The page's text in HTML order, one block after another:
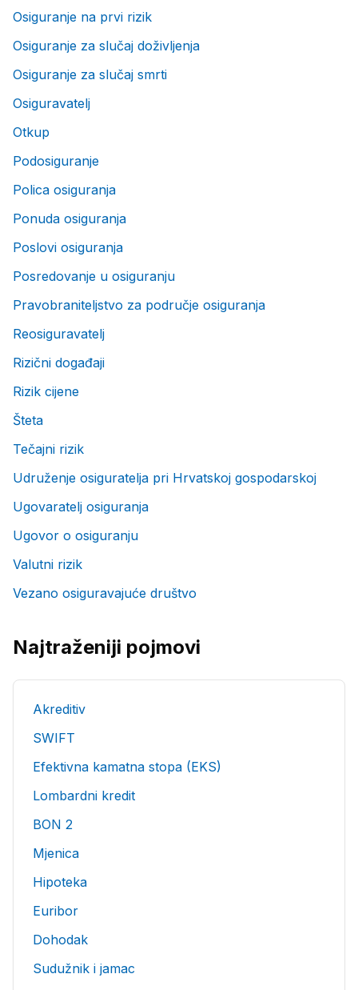
Osiguranje na prvi rizik
Osiguranje za slučaj doživljenja
Osiguranje za slučaj smrti
Osiguravatelj
Otkup
Podosiguranje
Polica osiguranja
Ponuda osiguranja
Poslovi osiguranja
Posredovanje u osiguranju
Pravobraniteljstvo za područje osiguranja
Reosiguravatelj
Rizični događaji
Rizik cijene
Šteta
Tečajni rizik
Udruženje osiguratelja pri Hrvatskoj gospodarskoj
Ugovaratelj osiguranja
Ugovor o osiguranju
Valutni rizik
Vezano osiguravajuće društvo
Najtraženiji pojmovi
Akreditiv
SWIFT
Efektivna kamatna stopa (EKS)
Lombardni kredit
BON 2
Mjenica
Hipoteka
Euribor
Dohodak
Sudužnik i jamac